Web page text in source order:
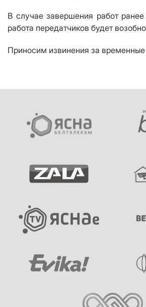
В случае завершения работ ранее
работа передатчиков будет
Приносим извинения за временные